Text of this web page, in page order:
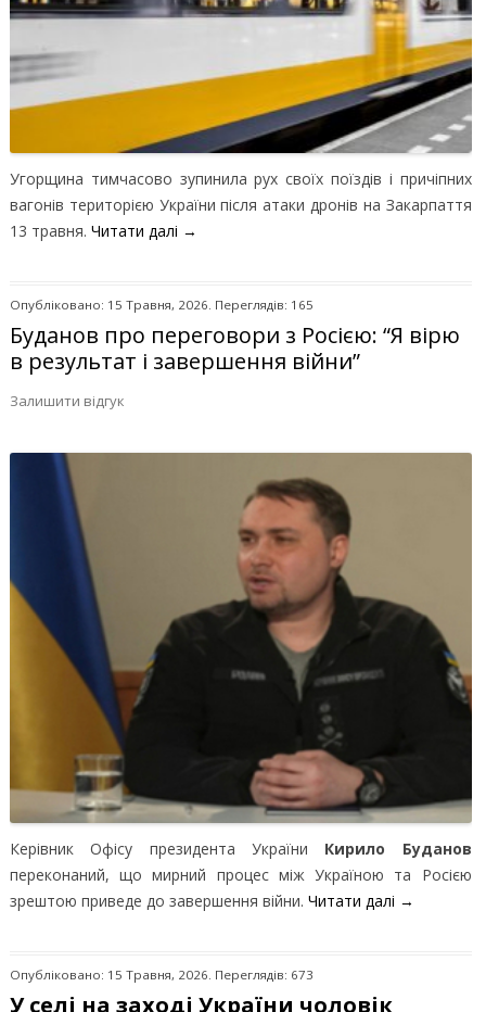
Угорщина тимчасово зупинила рух своїх поїздів і причіпних
вагонів територією України після атаки дронів на Закарпаття
13 травня. Читати далі →
Опубліковано: 15 Травня, 2026. Переглядів: 165
Буданов про переговори з Росією: “Я вірю
в результат і завершення війни”
Залишити відгук
Керівник Офісу президента України Кирило Буданов
переконаний, що мирний процес між Україною та Росією
зрештою приведе до завершення війни. Читати далі →
Опубліковано: 15 Травня, 2026. Переглядів: 673
У селі на заході України чоловік